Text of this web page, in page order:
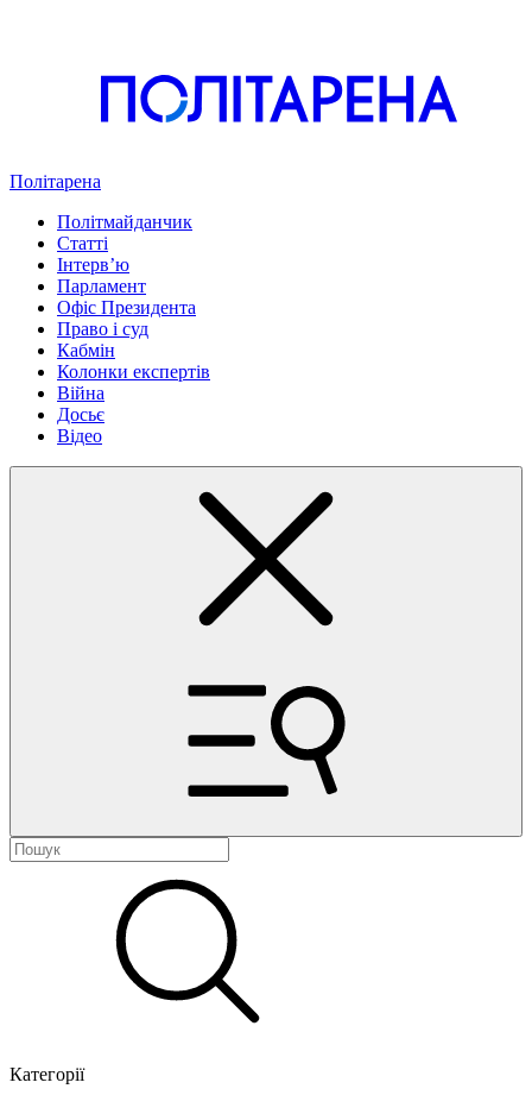
Політарена
Політмайданчик
Статті
Інтервʼю
Парламент
Офіс Президента
Право і суд
Кабмін
Колонки експертів
Війна
Досьє
Відео
Категорії